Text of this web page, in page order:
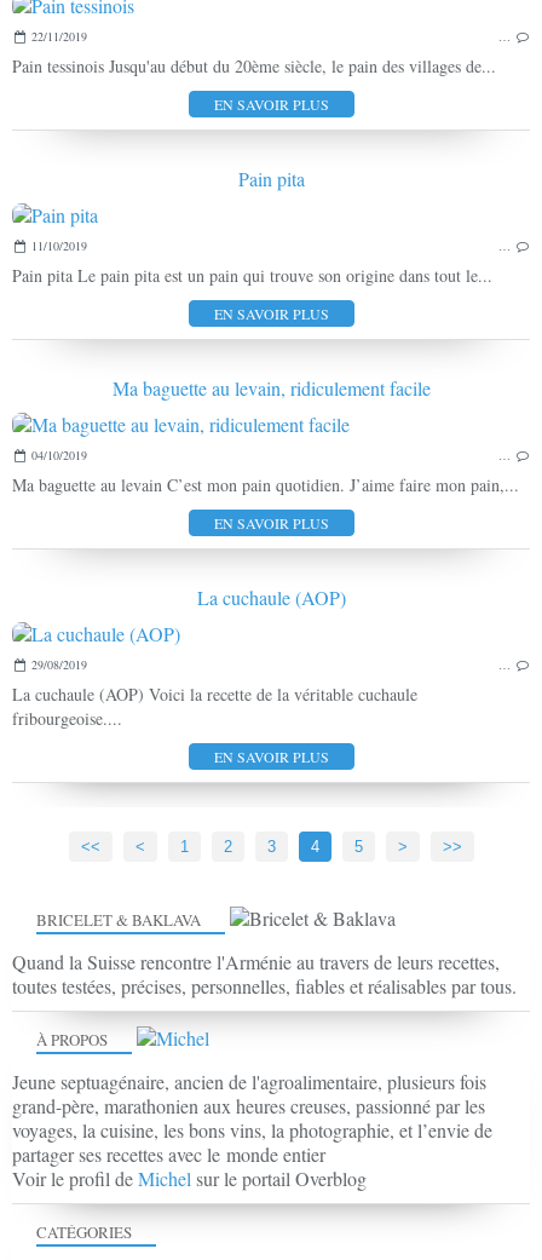
22/11/2019 …
Pain tessinois Jusqu'au début du 20ème siècle, le pain des villages de...
EN SAVOIR PLUS
Pain pita
11/10/2019 …
Pain pita Le pain pita est un pain qui trouve son origine dans tout le...
EN SAVOIR PLUS
Ma baguette au levain, ridiculement facile
04/10/2019 …
Ma baguette au levain C’est mon pain quotidien. J’aime faire mon pain,...
EN SAVOIR PLUS
La cuchaule (AOP)
29/08/2019 …
La cuchaule (AOP) Voici la recette de la véritable cuchaule
fribourgeoise....
EN SAVOIR PLUS
<< < 1 2 3 4 5 > >>
BRICELET & BAKLAVA
Quand la Suisse rencontre l'Arménie au travers de leurs recettes,
toutes testées, précises, personnelles, fiables et réalisables par tous.
À PROPOS
Jeune septuagénaire, ancien de l'agroalimentaire, plusieurs fois
grand-père, marathonien aux heures creuses, passionné par les
voyages, la cuisine, les bons vins, la photographie, et l’envie de
partager ses recettes avec le monde entier
Voir le profil deMichelsur le portail Overblog
CATÉGORIES